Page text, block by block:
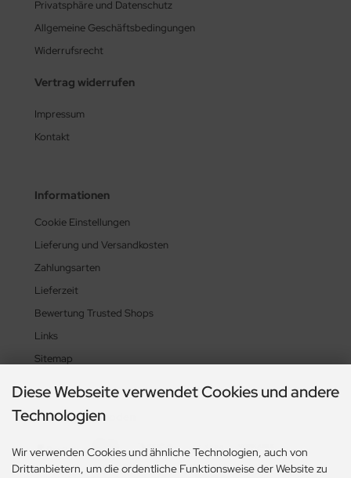
Privatsphäre und Datenschutz
Allgemeine Geschäftsbedingungen
Widerrufsrecht
Vertrag widerrufen
Impressum
Kontakt
Informationen
Cookie Einstellungen
Lieferung und Versandkosten
Zahlungsarten
Lieferzeit
Bewertung Trusted Shops
Links
Sitemap
Zahlungsmethoden
Diese Webseite verwendet Cookies und andere
Technologien
Wir verwenden Cookies und ähnliche Technologien, auch von
Drittanbietern, um die ordentliche Funktionsweise der Website zu